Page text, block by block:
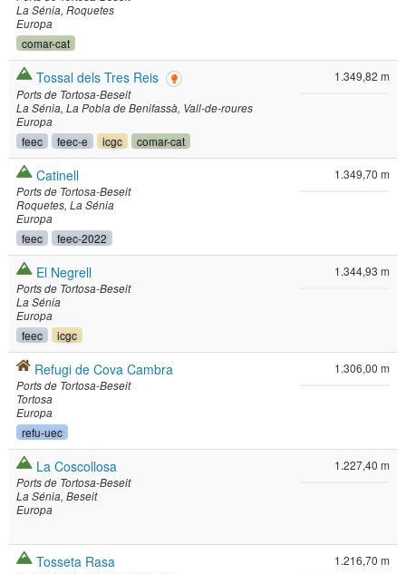
La Sénia Roquetes
Europa
comar-cat
Tossal dels Tres Reis
Ports de Tortosa-Beseit
La Sénia La Pobla de Benifassà Vall-de-roures
Europa
feec feec-e icgc comar-cat
1.349,82 m
Catinell
Ports de Tortosa-Beseit
Roquetes La Sénia
Europa
feec feec-2022
1.349,70 m
El Negrell
Ports de Tortosa-Beseit
La Sénia
Europa
feec icgc
1.344,93 m
Refugi de Cova Cambra
Ports de Tortosa-Beseit
Tortosa
Europa
refu-uec
1.306,00 m
La Coscollosa
Ports de Tortosa-Beseit
La Sénia Beseit
Europa
1.227,40 m
Tosseta Rasa 1.216,70 m